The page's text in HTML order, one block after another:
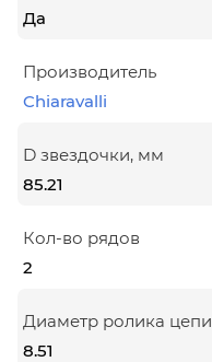
Да
Производитель
Chiaravalli
D звездочки, мм
85.21
Кол-во рядов
2
Диаметр ролика цепи
8.51